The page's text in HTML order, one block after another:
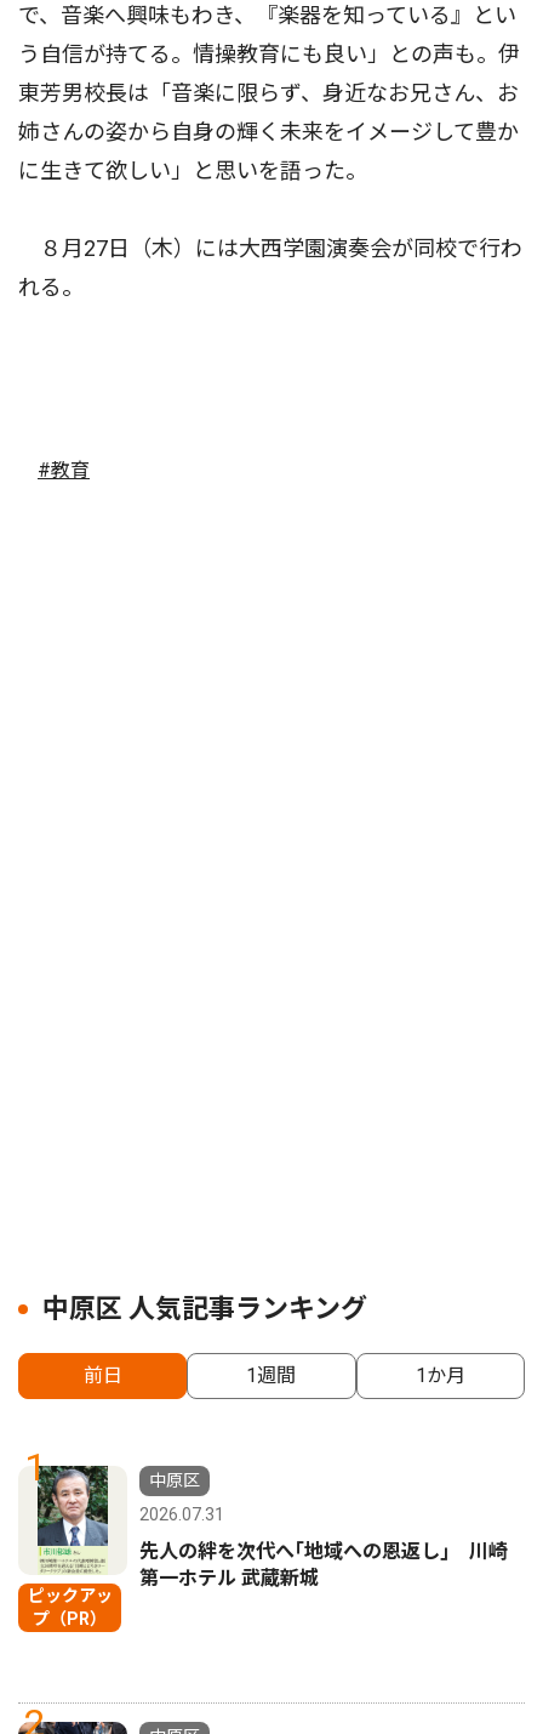
で、音楽へ興味もわき、『楽器を知っている』とい
う自信が持てる。情操教育にも良い」との声も。伊
東芳男校長は「音楽に限らず、身近なお兄さん、お
姉さんの姿から自身の輝く未来をイメージして豊か
に生きて欲しい」と思いを語った。
８月27日（木）には大西学園演奏会が同校で行わ
れる。
#教育
中原区 人気記事ランキング
前日 1週間 1か月
1
ピックアッ
プ（PR）
中原区
2026.07.31
先人の絆を次代へ｢地域への恩返し｣ 川崎
第一ホテル 武蔵新城
2